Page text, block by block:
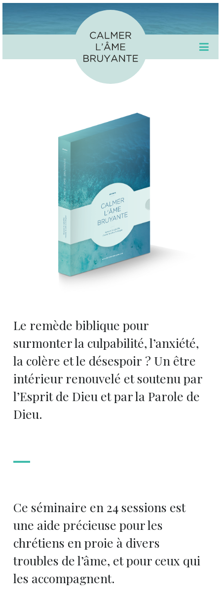
Le remède biblique pour
surmonter la culpabilité, l’anxiété,
la colère et le désespoir ? Un être
intérieur renouvelé et soutenu par
l’Esprit de Dieu et par la Parole de
Dieu.
Ce séminaire en 24 sessions est
une aide précieuse pour les
chrétiens en proie à divers
troubles de l’âme, et pour ceux qui
les accompagnent.